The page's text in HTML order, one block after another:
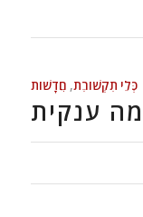
כְּלֵי תִקְשׁוֹרֶת, חֲדָשׁוֹת
ענקית